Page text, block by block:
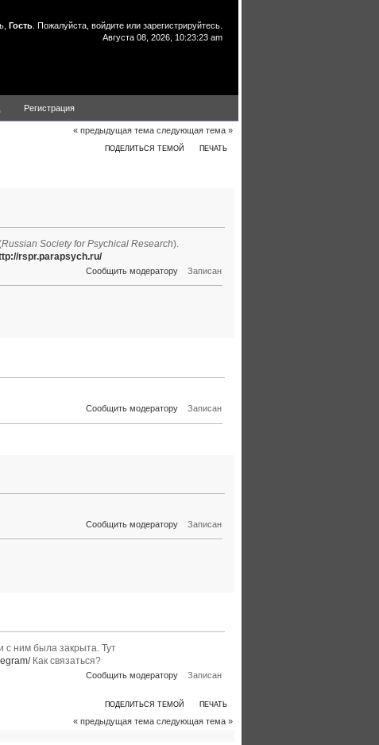
Гость . Пожалуйста, войдите или зарегистрируйтесь
Августа 08, 2026, 10:23:23 am
Регистрация
« предыдущая тема следующая тема »
ПОДЕЛИТЬСЯ ТЕМОЙ ПЕЧАТЬ
Russian Society for Psychical Research).
rspr.parapsych.ru/
Сообщить модератору Записан
Сообщить модератору Записан
Сообщить модератору Записан
с ним была закрыта. Тут
Как связаться?
Сообщить модератору Записан
ПОДЕЛИТЬСЯ ТЕМОЙ ПЕЧАТЬ
« предыдущая тема следующая тема »